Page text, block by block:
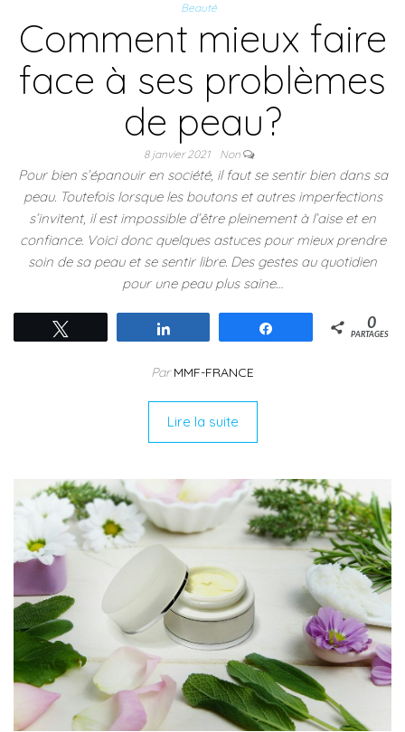
Beauté
Comment mieux faire
face à ses problèmes
de peau?
8 janvier 2021 Non
Pour bien s’épanouir en société, il faut se sentir bien dans sa
peau. Toutefois lorsque les boutons et autres imperfections
s’invitent, il est impossible d’être pleinement à l’aise et en
confiance. Voici donc quelques astuces pour mieux prendre
soin de sa peau et se sentir libre. Des gestes au quotidien
pour une peau plus saine…
Partagez 0
PARTAGES
ParMMF-FRANCE
Lire la suite